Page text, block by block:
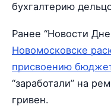
бухгалтерию
Ранее “Новости
Новомосковске
присвоению
“заработали” на
гривен.